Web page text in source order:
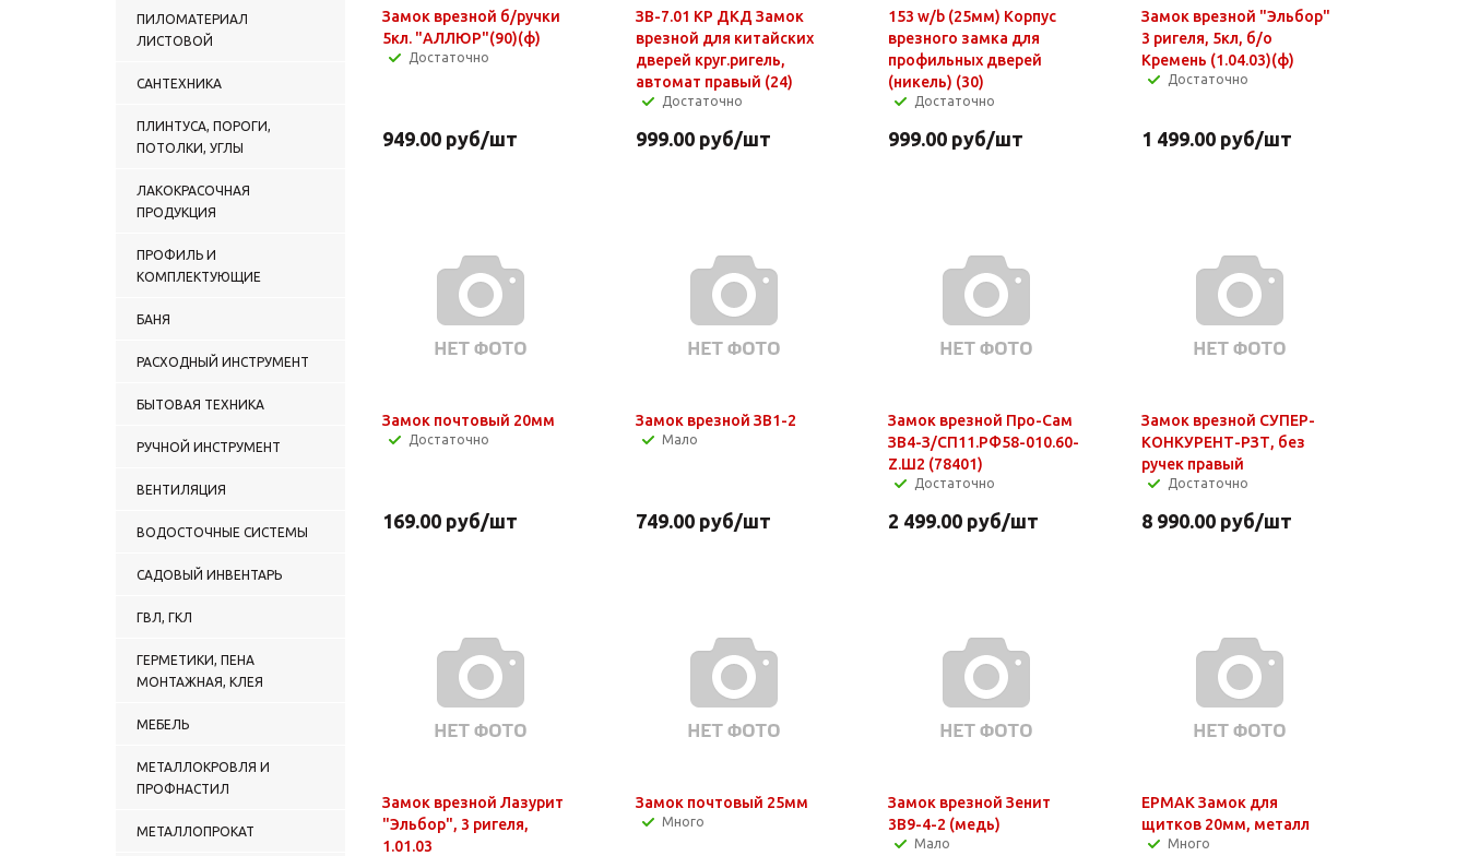
ПИЛОМАТЕРИАЛ
ЛИСТОВОЙ
САНТЕХНИКА
ПЛИНТУСА, ПОРОГИ,
ПОТОЛКИ, УГЛЫ
ЛАКОКРАСОЧНАЯ
ПРОДУКЦИЯ
ПРОФИЛЬ И
КОМПЛЕКТУЮЩИЕ
БАНЯ
РАСХОДНЫЙ ИНСТРУМЕНТ
БЫТОВАЯ ТЕХНИКА
РУЧНОЙ ИНСТРУМЕНТ
ВЕНТИЛЯЦИЯ
ВОДОСТОЧНЫЕ СИСТЕМЫ
САДОВЫЙ ИНВЕНТАРЬ
ГВЛ, ГКЛ
ГЕРМЕТИКИ, ПЕНА
МОНТАЖНАЯ, КЛЕЯ
МЕБЕЛЬ
МЕТАЛЛОКРОВЛЯ И
ПРОФНАСТИЛ
МЕТАЛЛОПРОКАТ
Замок врезной б/ручки
5кл. "АЛЛЮР"(90)(ф)
Достаточно
949.00 руб/шт
ЗВ-7.01 КР ДКД Замок
врезной для китайских
дверей круг.ригель,
автомат правый (24)
Достаточно
999.00руб/шт
153 w/b (25мм) Корпус
врезного замка для
профильных дверей
(никель) (30)
Достаточно
999.00 руб/шт
Замок врезной "Эльбор"
3 ригеля, 5кл, б/о
Кремень (1.04.03)(ф)
Достаточно
1 499.00руб/шт
Замок почтовый 20мм
Достаточно
169.00 руб/шт
Замок врезной ЗВ1-2
Мало
749.00руб/шт
Замок врезной Про-Сам
ЗВ4-З/СП11.РФ58-010.60-
Z.Ш2 (78401)
Достаточно
2 499.00 руб/шт
Замок врезной СУПЕР-
КОНКУРЕНТ-РЗТ, без
ручек правый
Достаточно
8 990.00руб/шт
Замок врезной Лазурит
"Эльбор", 3 ригеля,
1.01.03
Замок почтовый 25мм
Много
Замок врезной Зенит
3В9-4-2 (медь)
Мало
ЕРМАК Замок для
щитков 20мм, металл
Много